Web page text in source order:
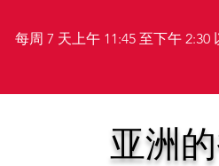
每周 7 天上午 11:45 至下午 2:30
亚洲